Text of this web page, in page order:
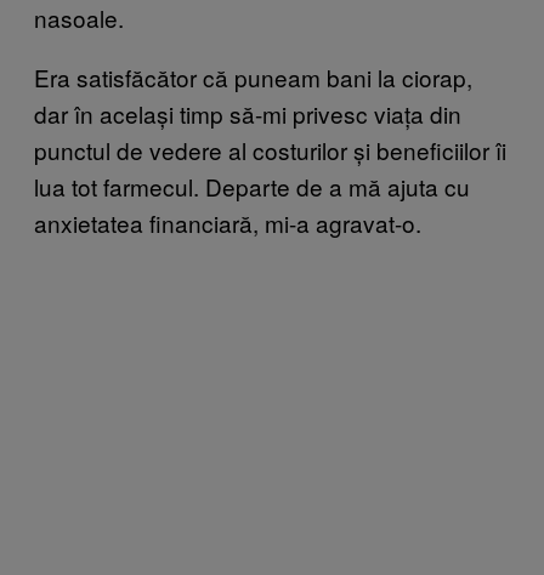
nasoale.
Era satisfăcător că puneam bani la ciorap,
dar în același timp să-mi privesc viața din
punctul de vedere al costurilor și beneficiilor îi
lua tot farmecul. Departe de a mă ajuta cu
anxietatea financiară, mi-a agravat-o.